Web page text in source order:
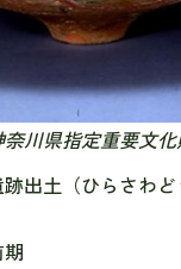
奈川県指定重要文化
出土（ひらさわ